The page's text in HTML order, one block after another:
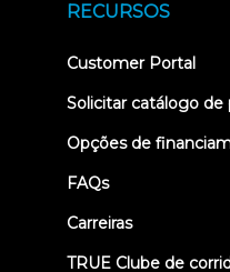
RECURSOS
Customer Portal
new
Solicitar catálogo de
Opções de
FAQs
Carreiras
TRUE Clube de